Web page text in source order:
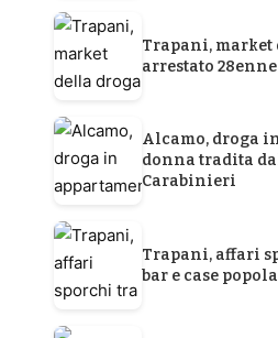
Trapani, market
arrestato 28enne
Alcamo, droga
donna tradita
Carabinieri
Trapani, affari
bar e case